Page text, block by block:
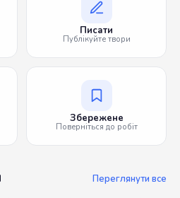
Писати
Публікуйте твори
Збережене
Поверніться до робіт
Переглянути все